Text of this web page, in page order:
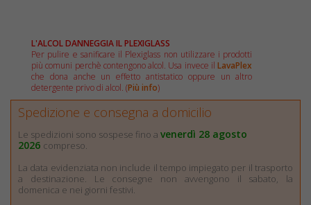
L'ALCOL DANNEGGIA IL PLEXIGLASS
Per pulire e sanificare il Plexiglass non utilizzare i prodotti
più comuni perchè contengono alcol. Usa invece ilLavaPlex
che dona anche un effetto antistatico oppure un altro
detergente privo di alcol. (Più info)
Spedizione e consegna a domicilio
Le spedizioni sono sospese fino a venerdì 28 agosto
2026 compreso.
La data evidenziata non include il tempo impiegato per il trasporto
a destinazione. Le consegne non avvengono il sabato, la
domenica e nei giorni festivi.